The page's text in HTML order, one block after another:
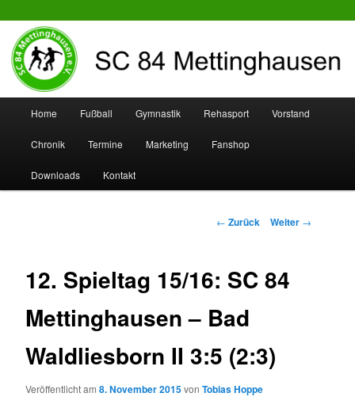
SC 84 Mettinghausen
Zum
Inhalt
wechseln
Zum
sekundären
Inhalt
Home Fußball Gymnastik Rehasport Vorstand
Chronik Termine Marketing Fanshop
Downloads Kontakt
Beitrags-
← Zurück Weiter →
12. Spieltag 15/16: SC 84
Mettinghausen – Bad
Waldliesborn II 3:5 (2:3)
Veröffentlicht am8. November 2015vonTobias Hoppe